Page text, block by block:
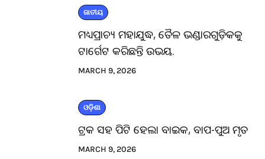
ଜାତୀୟ
ମଧ୍ୟପ୍ରାଚ୍ୟ ମହାଯୁଦ୍ଧ, ତୈଳ ଭଣ୍ଡାରଗୁଡ଼ିକକୁ
ଟାର୍ଗେଟ କରିଛନ୍ତି ଉଭୟ.
MARCH 9, 2026
ଓଡ଼ିଶା
ଟ୍ରକ ସହ ପିଟି ହେଲା ବାଇକ, ବାପ-ପୁଅ ମୃତ
MARCH 9, 2026